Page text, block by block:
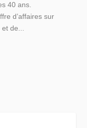
40 ans.
d’affaires sur
et de...